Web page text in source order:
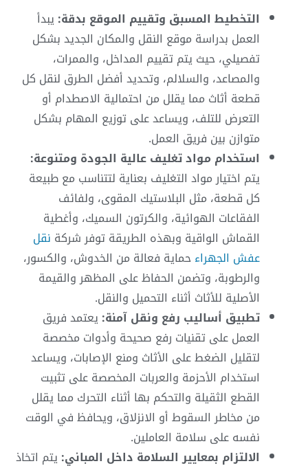
التخطيط المسبق وتقييم الموقع بدقة:يبدأ
العمل بدراسة موقع النقل والمكان الجديد بشكل
تفصيلي، حيث يتم تقييم المداخل، والممرات،
والمصاعد، والسلالم، وتحديد أفضل الطرق لنقل كل
قطعة أثاث مما يقلل من احتمالية الاصطدام أو
التعرض للتلف، ويساعد على توزيع المهام بشكل
متوازن بين فريق العمل.
استخدام مواد تغليف عالية الجودة ومتنوعة:
يتم اختيار مواد التغليف بعناية لتتناسب مع طبيعة
كل قطعة، مثل البلاستيك المقوى، ولفائف
الفقاعات الهوائية، والكرتون السميك، وأغطية
القماش الواقية وبهذه الطريقة توفر شركة نقل
عفش الجهراءحماية فعالة من الخدوش، والكسور،
والرطوبة، وتضمن الحفاظ على المظهر والقيمة
الأصلية للأثاث أثناء التحميل والنقل.
تطبيق أساليب رفع ونقل آمنة:يعتمد فريق
العمل على تقنيات رفع صحيحة وأدوات مخصصة
لتقليل الضغط على الأثاث ومنع الإصابات، ويساعد
استخدام الأحزمة والعربات المخصصة على تثبيت
القطع الثقيلة والتحكم بها أثناء التحرك مما يقلل
من مخاطر السقوط أو الانزلاق، ويحافظ في الوقت
نفسه على سلامة العاملين.
الالتزام بمعايير السلامة داخل المباني:يتم اتخاذ